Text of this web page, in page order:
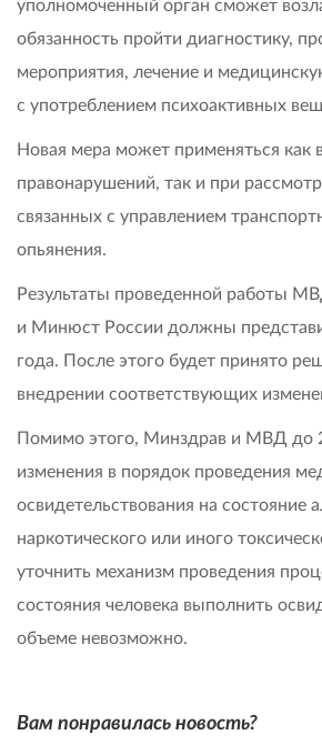
уполномоченный орган сможет
обязанность пройти диагностику,
мероприятия, лечение и
с употреблением психоактивных
Новая мера может применяться как
правонарушений, так и при
связанных с управлением
опьянения.
Результаты проведенной работы
и Минюст России должны
года. После этого будет принято
внедрении соответствующих
Помимо этого, Минздрав и МВД до
изменения в порядок проведения
освидетельствования на состояние
наркотического или иного
уточнить механизм проведения
состояния человека выполнить
объеме невозможно.
Вам понравилась новость?